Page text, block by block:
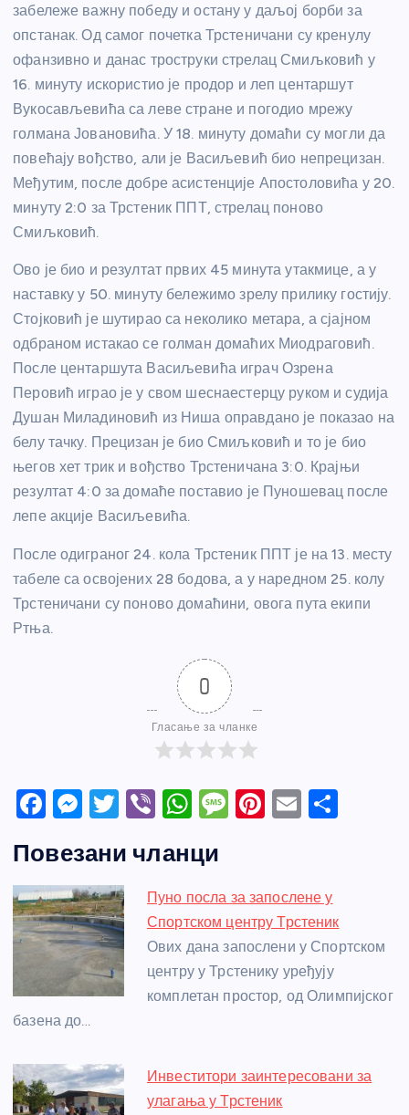
забележе важну победу и остану у даљој борби за
опстанак. Од самог почетка Трстеничани су кренулу
офанзивно и данас троструки стрелац Смиљковић у
16. минуту искористио је продор и леп центаршут
Вукосављевића са леве стране и погодио мрежу
голмана Јовановића. У 18. минуту домаћи су могли да
повећају вођство, али је Васиљевић био непрецизан.
Међутим, после добре асистенције Апостоловића у 20.
минуту 2:0 за Трстеник ППТ, стрелац поново
Смиљковић.
Ово је био и резултат првих 45 минута утакмице, а у
наставку у 50. минуту бележимо зрелу прилику гостију.
Стојковић је шутирао са неколико метара, а сјајном
одбраном истакао се голман домаћих Миодраговић.
После центаршута Васиљевића играч Озрена
Перовић играо је у свом шеснаестерцу руком и судија
Душан Миладиновић из Ниша оправдано је показао на
белу тачку. Прецизан је био Смиљковић и то је био
његов хет трик и вођство Трстеничана 3:0. Крајњи
резултат 4:0 за домаће поставио је Пуношевац после
лепе акције Васиљевића.
После одиграног 24. кола Трстеник ППТ је на 13. месту
табеле са освојених 28 бодова, а у наредном 25. колу
Трстеничани су поново домаћини, овога пута екипи
Ртња.
0
Гласање за чланке
F
c
e
b
o
o
k
M
ss
e
n
g
er
T
itt
er
Vi
er
W
at
s
A
p
p
M
a
g
e
Pi
e
st
E
Повезани чланци
Пуно посла за запослене у
Спортском центру Трстеник
Ових дана запослени у Спортском
центру у Трстенику уређују
комплетан простор, од Олимпијског
базена до…
Инвеститори заинтересовани за
улагања у Трстеник